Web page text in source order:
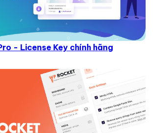
- License Key chính hãng